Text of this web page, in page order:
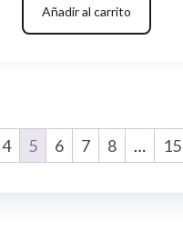
original
era:
Añadir al carrito
4 5 6 7 8 … 15